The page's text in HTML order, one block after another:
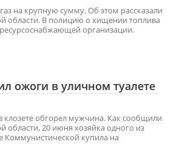
на крупную сумму. Об этом рассказали
области. В полицию о хищении топлива
организации.
ожоги в уличном туалете
обгорел мужчина. Как сообщили
области, 20 июня хозяйка одного из
Коммунистической купила на